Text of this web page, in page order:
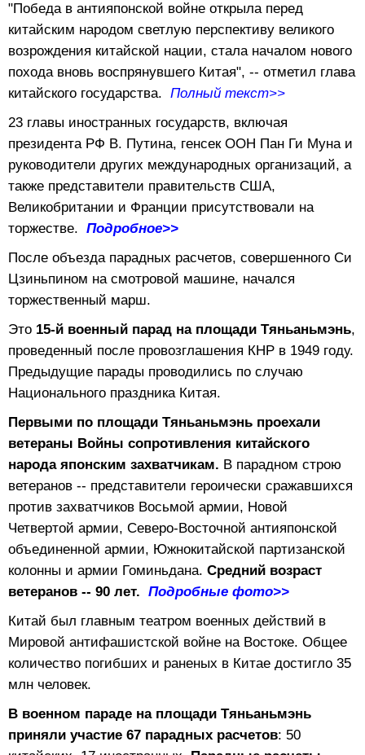
"Победа в антияпонской войне открыла перед
китайским народом светлую перспективу великого
возрождения китайской нации, стала началом нового
похода вновь воспрянувшего Китая", -- отметил глава
китайского государства. Полный текст>>
23 главы иностранных государств, включая
президента РФ В. Путина, генсек ООН Пан Ги Муна и
руководители других международных организаций, а
также представители правительств США,
Великобритании и Франции присутствовали на
торжестве. Подробное>>
После объезда парадных расчетов, совершенного Си
Цзиньпином на смотровой машине, начался
торжественный марш.
Это 15-й военный парад на площади Тяньаньмэнь,
проведенный после провозглашения КНР в 1949 году.
Предыдущие парады проводились по случаю
Национального праздника Китая.
Первыми по площади Тяньаньмэнь проехали
ветераны Войны сопротивления китайского
народа японским захватчикам. В парадном строю
ветеранов -- представители героически сражавшихся
против захватчиков Восьмой армии, Новой
Четвертой армии, Северо-Восточной антияпонской
объединенной армии, Южнокитайской партизанской
колонны и армии Гоминьдана. Средний возраст
ветеранов -- 90 лет. Подробные фото>>
Китай был главным театром военных действий в
Мировой антифашистской войне на Востоке. Общее
количество погибших и раненых в Китае достигло 35
млн человек.
В военном параде на площади Тяньаньмэнь
приняли участие 67 парадных расчетов: 50